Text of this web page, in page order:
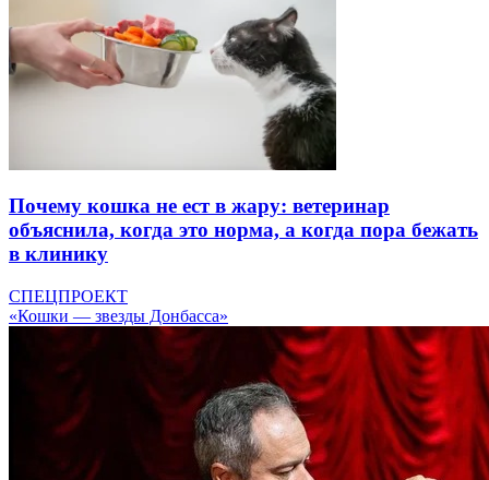
Почему кошка не ест в жару: ветеринар
объяснила, когда это норма, а когда пора бежать
в клинику
СПЕЦПРОЕКТ
«Кошки — звезды Донбасса»